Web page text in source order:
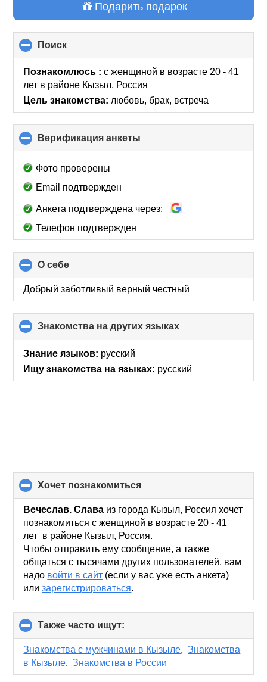
Подарить подарок
Поиск
to
collapse
contents
Познакомлюсь :с женщиной в возрасте 20 - 41
лет в районе Кызыл, Россия
Цель знакомства: любовь, брак, встреча
Верификация анкеты
to
Фото проверены
Email подтвержден
Анкета подтверждена через:
Телефон подтвержден
О себе
to
collapse
contents
Добрый заботливый верный честный
Знакомства на других языках
to
Знание языков: русский
Ищу знакомства на языках: русский
хочет познакомиться
to
collapse
contents
Вечеслав. Слава из города Кызыл, Россия хочет
познакомиться с женщиной в возрасте 20 - 41
лет в районе Кызыл, Россия.
Чтобы отправить ему сообщение, а также
общаться с тысячами других пользователей, вам
надо войти в сайт (если у вас уже есть анкета)
илизарегистрироваться.
Также часто ищут:
to
collapse
contents
Знакомства с мужчинами в Кызыле,Знакомства
в Кызыле,Знакомства в России